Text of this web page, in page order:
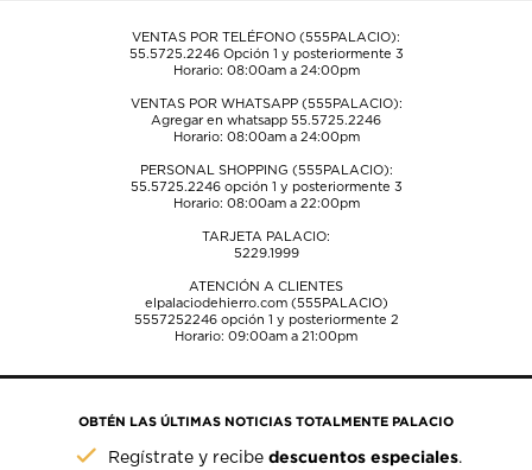
VENTAS POR TELÉFONO (555PALACIO):
55.5725.2246Opción 1 y posteriormente 3
Horario: 08:00am a 24:00pm
VENTAS POR WHATSAPP (555PALACIO):
Agregar en whatsapp 55.5725.2246
Horario: 08:00am a 24:00pm
PERSONAL SHOPPING (555PALACIO):
55.5725.2246opción 1 y posteriormente 3
Horario: 08:00am a 22:00pm
TARJETA PALACIO:
5229.1999
ATENCIÓN A CLIENTES
elpalaciodehierro.com (555PALACIO)
5557252246opción 1 y posteriormente 2
Horario: 09:00am a 21:00pm
OBTÉN LAS ÚLTIMAS NOTICIAS TOTALMENTE PALACIO
Regístrate y recibedescuentos especiales.